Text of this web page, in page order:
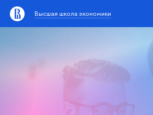
Высшая школа экономики